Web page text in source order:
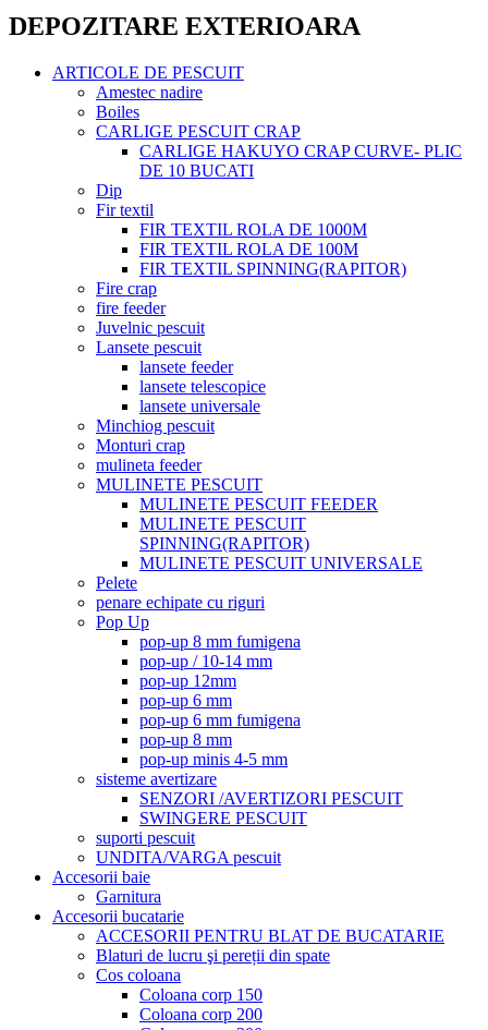
DEPOZITARE EXTERIOARA
ARTICOLE DE PESCUIT
Amestec nadire
Boiles
CARLIGE PESCUIT CRAP
CARLIGE HAKUYO CRAP CURVE- PLIC
DE 10 BUCATI
Dip
Fir textil
FIR TEXTIL ROLA DE 1000M
FIR TEXTIL ROLA DE 100M
FIR TEXTIL SPINNING(RAPITOR)
Fire crap
fire feeder
Juvelnic pescuit
Lansete pescuit
lansete feeder
lansete telescopice
lansete universale
Minchiog pescuit
Monturi crap
mulineta feeder
MULINETE PESCUIT
MULINETE PESCUIT FEEDER
MULINETE PESCUIT
SPINNING(RAPITOR)
MULINETE PESCUIT UNIVERSALE
Pelete
penare echipate cu riguri
Pop Up
pop-up 8 mm fumigena
pop-up / 10-14 mm
pop-up 12mm
pop-up 6 mm
pop-up 6 mm fumigena
pop-up 8 mm
pop-up minis 4-5 mm
sisteme avertizare
SENZORI /AVERTIZORI PESCUIT
SWINGERE PESCUIT
suporti pescuit
UNDITA/VARGA pescuit
Accesorii baie
Garnitura
Accesorii bucatarie
ACCESORII PENTRU BLAT DE BUCATARIE
Blaturi de lucru şi pereții din spate
Cos coloana
Coloana corp 150
Coloana corp 200